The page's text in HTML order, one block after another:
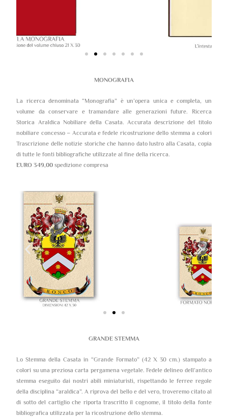
MONOGRAFIA
La ricerca denominata “Monografia” è un’opera unica e completa, un
volume da conservare e tramandare alle generazioni future. Ricerca
Storica Araldica Nobiliare della Casata. Accurata descrizione del titolo
nobiliare concesso – Accurata e fedele ricostruzione dello stemma a colori
Trascrizione delle notizie storiche che hanno dato lustro alla Casata, copia
di tutte le fonti bibliografiche utilizzate al fine della ricerca.
EURO 349,00 spedizione compresa
GRANDE STEMMA
Lo Stemma della Casata in “Grande Formato” (42 X 30 cm.) stampato a
colori su una preziosa carta pergamena vegetale. Fedele delineo dell’antico
stemma eseguito dai nostri abili miniaturisti, rispettando le ferree regole
della disciplina “araldica”. A riprova del bello e del vero, troveremo citato al
di sotto del cartiglio che riporta trascritto il cognome, il titolo della fonte
bibliografica utilizzata per la ricostruzione dello stemma.